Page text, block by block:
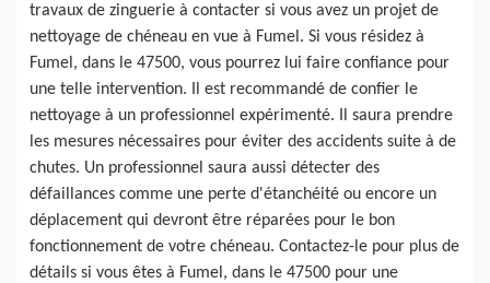
travaux de zinguerie à contacter si vous avez un projet de
nettoyage de chéneau en vue à Fumel. Si vous résidez à
Fumel, dans le 47500, vous pourrez lui faire confiance pour
une telle intervention. Il est recommandé de confier le
nettoyage à un professionnel expérimenté. Il saura prendre
les mesures nécessaires pour éviter des accidents suite à de
chutes. Un professionnel saura aussi détecter des
défaillances comme une perte d'étanchéité ou encore un
déplacement qui devront être réparées pour le bon
fonctionnement de votre chéneau. Contactez-le pour plus de
détails si vous êtes à Fumel, dans le 47500 pour une